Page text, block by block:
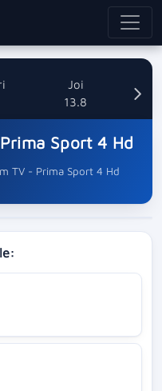
Joi
13.8
Sport 4 Hd
TV - Prima Sport 4 Hd